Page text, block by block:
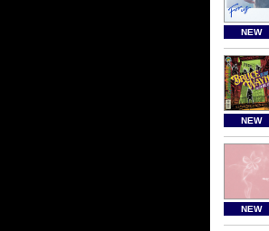
NEW
NEW
NEW